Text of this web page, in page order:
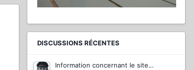
DISCUSSIONS RÉCENTES
Information concernant le site